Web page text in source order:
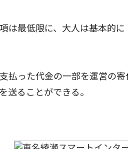
は最低限に、大人は基本的
払った代金の一部を運営の
送ることができる。